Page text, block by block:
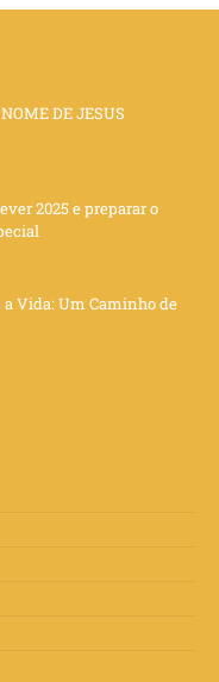
DE JESUS
2025 e preparar o
a Vida: Um Caminho de